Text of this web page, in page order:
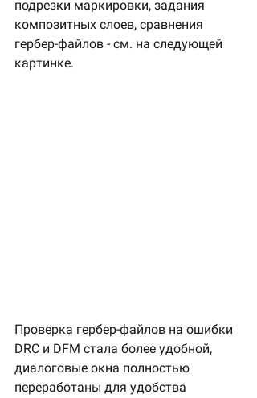
подрезки маркировки, задания
композитных слоев, сравнения
гербер-файлов - см. на следующей
картинке.
Проверка гербер-файлов на ошибки
DRC и DFM стала более удобной,
диалоговые окна полностью
переработаны для удобства